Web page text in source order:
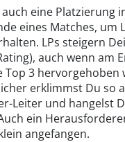
eine Platzierung
eines Matches, um
LPs steigern
auch wenn am
Top 3 hervorgehoben
erklimmst Du so
Leiter und hangelst
ein
angefangen.